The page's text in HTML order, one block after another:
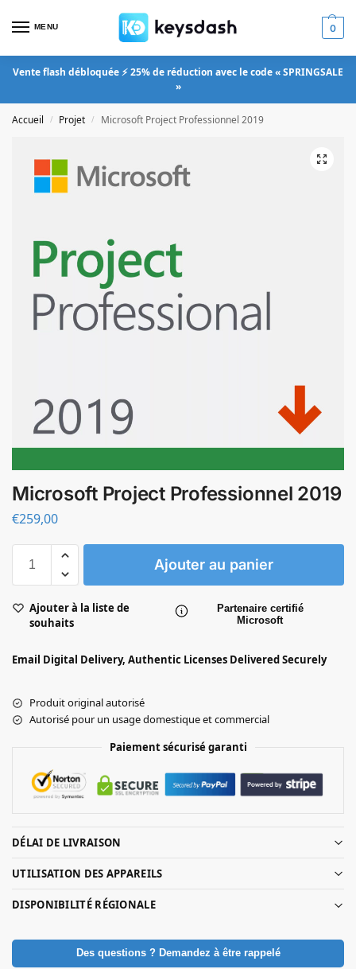
MENU 0
Vente flash débloquée ⚡ 25% de réduction avec le code « SPRINGSALE
»
Accueil / Projet / Microsoft Project Professionnel 2019
Microsoft Project Professionnel 2019
€259,00
Ajouter au panier
Ajouter à la liste de
souhaits
Partenaire certifié
Microsoft
Email Digital Delivery, Authentic Licenses Delivered Securely
Produit original autorisé
Autorisé pour un usage domestique et commercial
Paiement sécurisé garanti
DÉLAI DE LIVRAISON
UTILISATION DES APPAREILS
DISPONIBILITÉ RÉGIONALE
Des questions ? Demandez à être rappelé